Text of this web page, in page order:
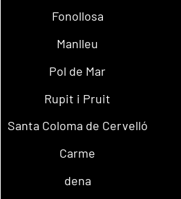
Fonollosa
Manlleu
Pol de Mar
Rupit i Pruit
Santa Coloma de Cervelló
Carme
dena